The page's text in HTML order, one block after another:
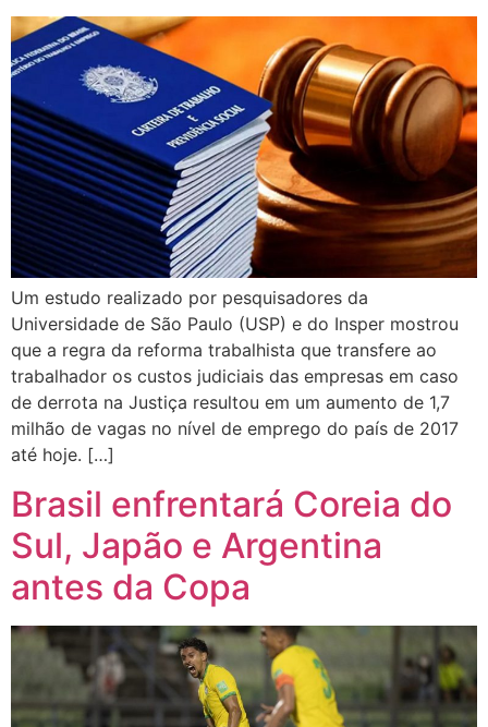
Um estudo realizado por pesquisadores da
Universidade de São Paulo (USP) e do Insper mostrou
que a regra da reforma trabalhista que transfere ao
trabalhador os custos judiciais das empresas em caso
de derrota na Justiça resultou em um aumento de 1,7
milhão de vagas no nível de emprego do país de 2017
até hoje. […]
Brasil enfrentará Coreia do
Sul, Japão e Argentina
antes da Copa